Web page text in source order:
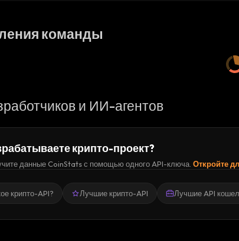
команды
и ИИ-агентов
крипто-проект?
данные CoinStats с помощью одного API-ключа. Откройте
крипто-API? Лучшие крипто-API Лучшие API